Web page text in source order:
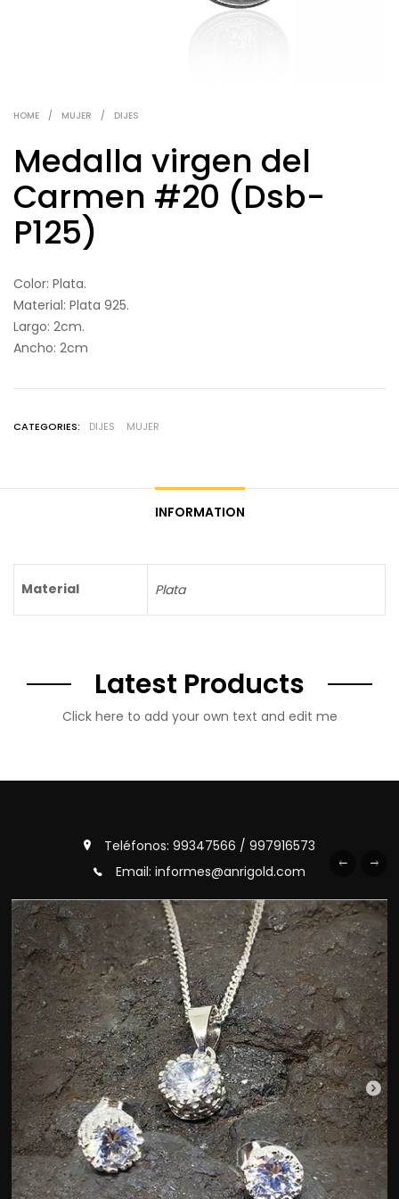
HOME / MUJER / DIJES
Medalla virgen del
Carmen #20 (Dsb-
P125)
Color: Plata.
Material: Plata 925.
Largo: 2cm.
Ancho: 2cm
CATEGORIES: DIJES MUJER
INFORMATION
Material Plata
Latest Products
Click here to add your own text and edit me
Teléfonos: 99347566 / 997916573
Email: informes@anrigold.com